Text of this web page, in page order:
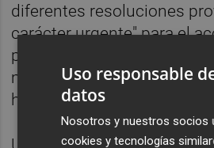
diferentes resoluciones
carácter urgente" para el
para posterior relleno en
municipios de la provincia
han ofrecido sus
Uso responsable
datos
Nosotros y nuestros socios
cookies y tecnologías